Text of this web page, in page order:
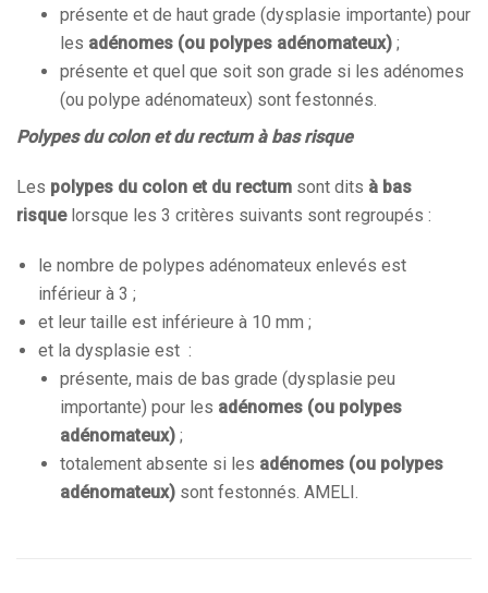
présente et de haut grade (dysplasie importante) pour
les adénomes (ou polypes adénomateux) ;
présente et quel que soit son grade si les adénomes
(ou polype adénomateux) sont festonnés.
Polypes du colon et du rectum à bas risque
Les polypes du colon et du rectum sont dits à bas
risquelorsque les 3 critères suivants sont regroupés :
le nombre de polypes adénomateux enlevés est
inférieur à 3 ;
et leur taille est inférieure à 10 mm ;
et la dysplasie est :
présente, mais de bas grade (dysplasie peu
importante) pour les adénomes (ou polypes
adénomateux) ;
totalement absente si les adénomes (ou polypes
adénomateux) sont festonnés. AMELI.